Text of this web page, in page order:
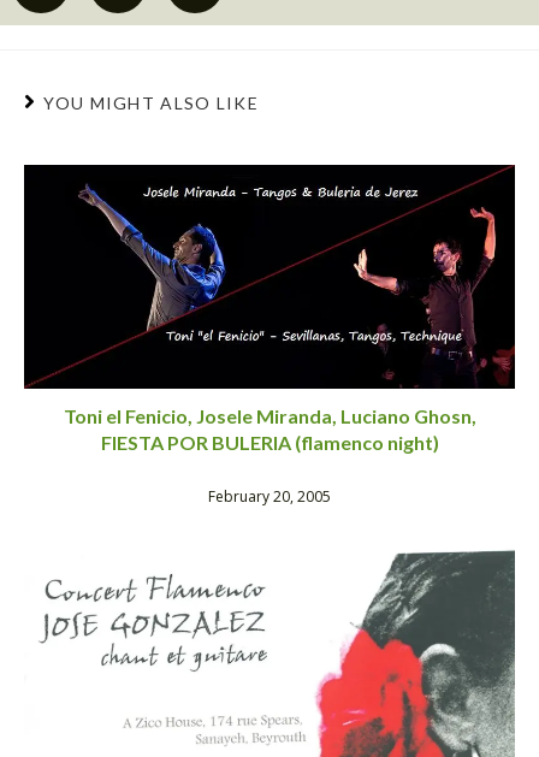
YOU MIGHT ALSO LIKE
Toni el Fenicio, Josele Miranda, Luciano Ghosn,
FIESTA POR BULERIA (flamenco night)
February 20, 2005